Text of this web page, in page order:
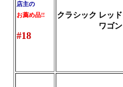
店主の
お薦め品!!
#18
クラシック レッド
ワゴン